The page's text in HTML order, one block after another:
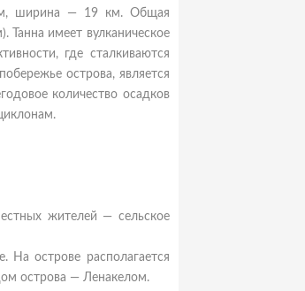
ширина — 19 км. Общая
имеет вулканическое
где сталкиваются
острова, является
количество осадков
жителей — сельское
На острове располагается
острова — Ленакелом.